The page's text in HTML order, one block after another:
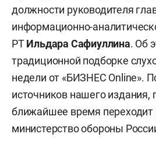
должности руководителя
информационно-
РТИльдара Сафиуллина. Об
традиционной подборке
недели от «БИЗНЕС Online».
источников нашего издания,
ближайшее время переходит
министерство обороны